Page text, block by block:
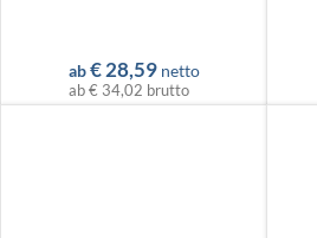
ab €28,59 netto
ab€ 34,02 brutto